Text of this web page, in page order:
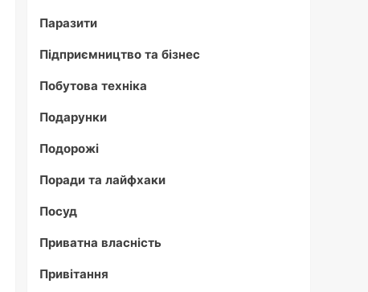
Паразити
Підприємництво та бізнес
Побутова техніка
Подарунки
Подорожі
Поради та лайфхаки
Посуд
Приватна власність
Привітання